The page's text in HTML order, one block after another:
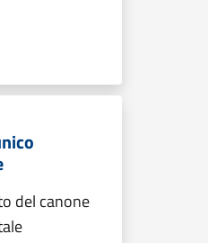
del canone